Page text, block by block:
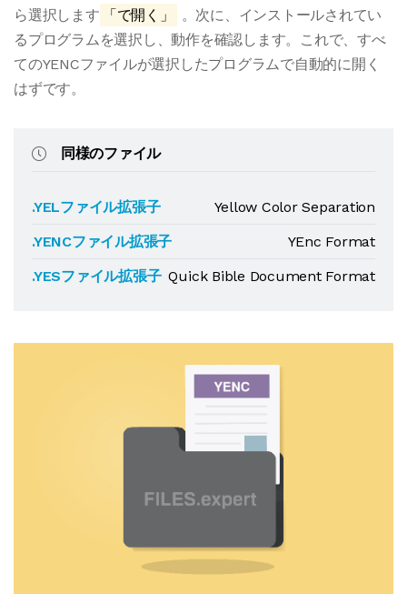
ら選択します
「で開く」
。次に、インストールされてい
るプログラムを選択し、動作を確認します。これで、すべ
てのYENCファイルが選択したプログラムで自動的に開く
はずです。
同様のファイル
.YELファイル拡張子
Yellow Color Separation
.YENCファイル拡張子
YEnc Format
.YESファイル拡張子 Quick Bible Document Format